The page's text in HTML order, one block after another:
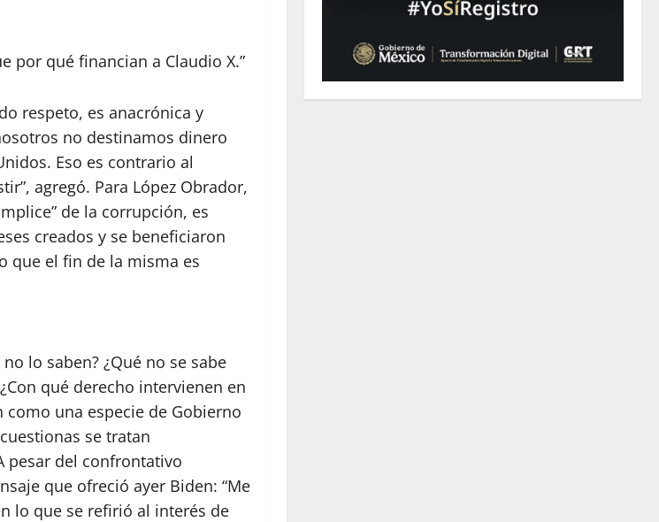
por qué financian a Claudio X.”
respeto, es anacrónica y
no destinamos dinero
Eso es contrario al
agregó. Para López Obrador,
de la corrupción, es
creados y se beneficiaron
que el fin de la misma es
lo saben? ¿Qué no se sabe
qué derecho intervienen en
una especie de Gobierno
se tratan
pesar del confrontativo
que ofreció ayer Biden: “Me
lo que se refirió al interés de